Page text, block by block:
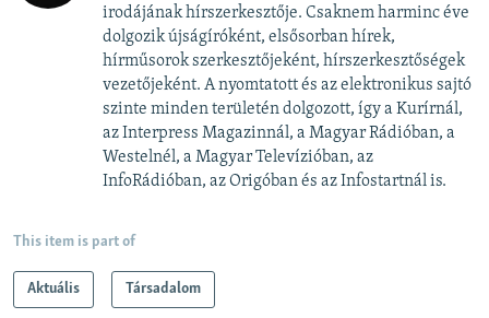
irodájának hírszerkesztője. Csaknem harminc éve
dolgozik újságíróként, elsősorban hírek,
hírműsorok szerkesztőjeként, hírszerkesztőségek
vezetőjeként. A nyomtatott és az elektronikus sajtó
szinte minden területén dolgozott, így a Kurírnál,
az Interpress Magazinnál, a Magyar Rádióban, a
Westelnél, a Magyar Televízióban, az
InfoRádióban, az Origóban és az Infostartnál is.
This item is part of
Aktuális Társadalom